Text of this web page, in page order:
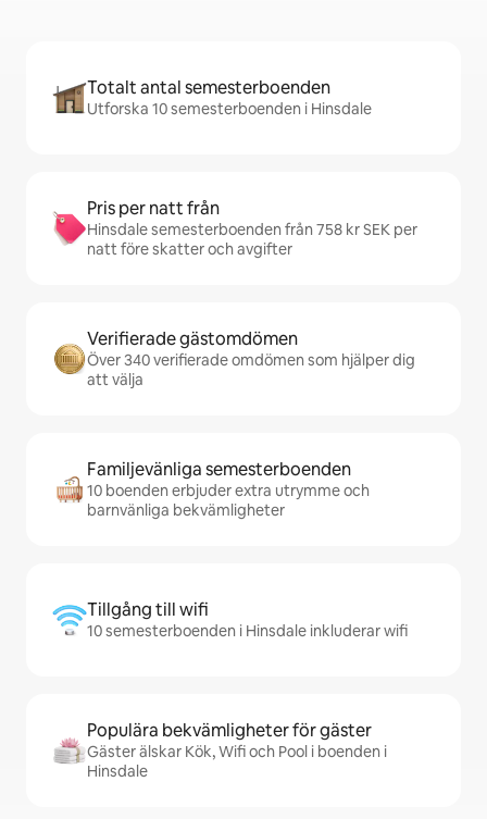
Totalt antal semesterboenden
Utforska 10 semesterboenden i Hinsdale
Pris per natt från
Hinsdale semesterboenden från 758 kr SEK per
natt före skatter och avgifter
Verifierade gästomdömen
Över 340 verifierade omdömen som hjälper dig
att välja
Familjevänliga semesterboenden
10 boenden erbjuder extra utrymme och
barnvänliga bekvämligheter
Tillgång till wifi
10 semesterboenden i Hinsdale inkluderar wifi
Populära bekvämligheter för gäster
Gäster älskar Kök, Wifi och Pool i boenden i
Hinsdale